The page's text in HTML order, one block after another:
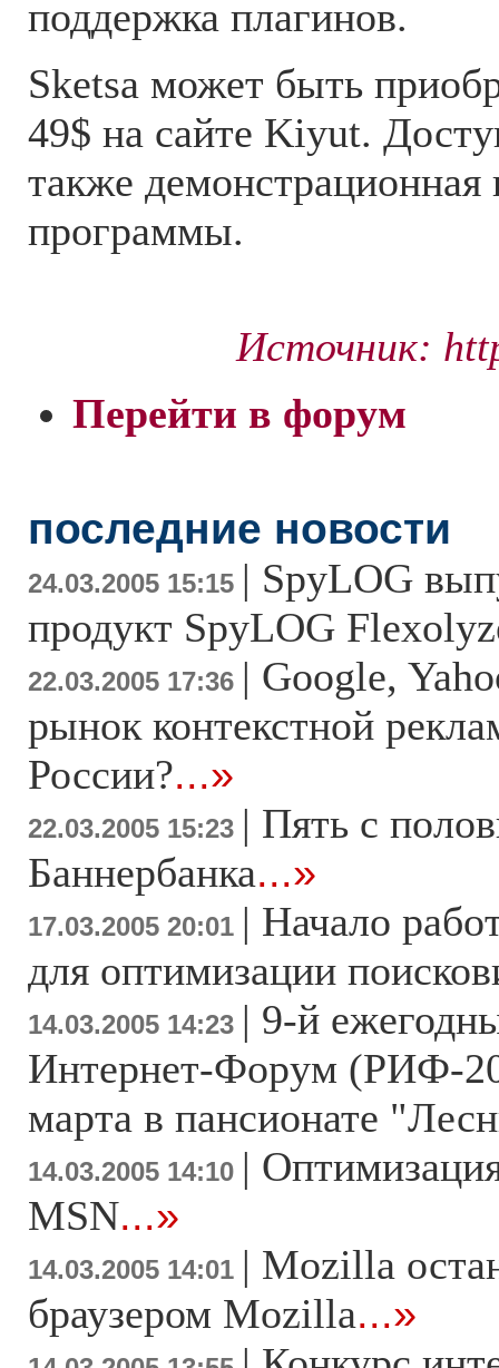
поддержка плагинов.
Sketsa может быть
49$ на сайте Kiyut.
также демонстрационная
программы.
Источник:
Перейти в форум
последние новости
24.03.2005 15:15 | SpyLOG
продукт SpyLOG
22.03.2005 17:36 | Google,
рынок контекстной
России?...»
22.03.2005 15:23 | Пять с
Баннербанка...»
17.03.2005 20:01 | Начало
для оптимизации
14.03.2005 14:23 | 9-й
Интернет-Форум (РИФ-
марта в пансионате
14.03.2005 14:10 |
MSN...»
14.03.2005 14:01 | Mozilla
браузером Mozilla...»